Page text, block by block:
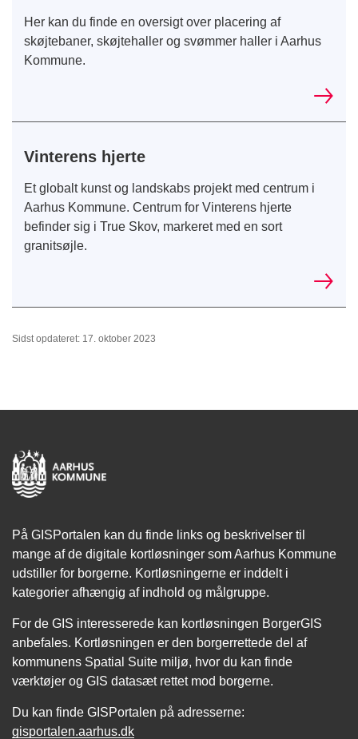
Her kan du finde en oversigt over placering af
skøjtebaner, skøjtehaller og svømmer haller i Aarhus
Kommune.
Vinterens hjerte
Et globalt kunst og landskabs projekt med centrum i
Aarhus Kommune. Centrum for Vinterens hjerte
befinder sig i True Skov, markeret med en sort
granitsøjle.
Sidst opdateret: 17. oktober 2023
På GISPortalen kan du finde links og beskrivelser til
mange af de digitale kortløsninger som Aarhus Kommune
udstiller for borgerne. Kortløsningerne er inddelt i
kategorier afhængig af indhold og målgruppe.
For de GIS interesserede kan kortløsningen BorgerGIS
anbefales. Kortløsningen er den borgerrettede del af
kommunens Spatial Suite miljø, hvor du kan finde
værktøjer og GIS datasæt rettet mod borgerne.
Du kan finde GISPortalen på adresserne:
gisportalen.aarhus.dk